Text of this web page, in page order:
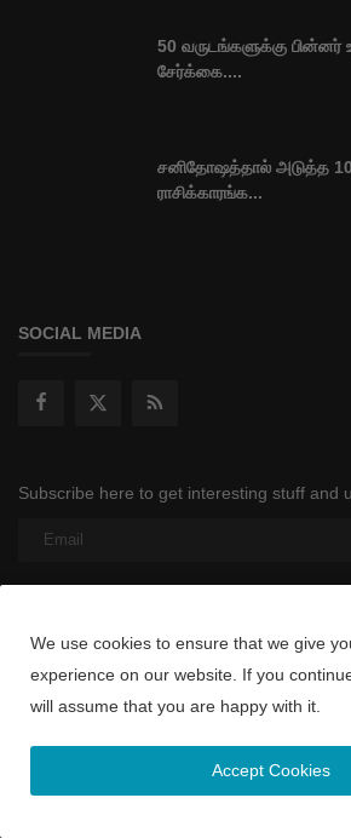
50 வருடங்களுக்கு பின்னர்
சேர்க்கை....
சனிதோஷத்தால் அடுத்த
ராசிக்காரங்க...
SOCIAL MEDIA
Subscribe here to get interesting stuff and
Copyright © 2022 www.colombotamil.lk -
மிதுனம் கடகம்
We use cookies to ensure that we give
experience on our website. If you
will assume that you are happy with it.
Accept Cookies